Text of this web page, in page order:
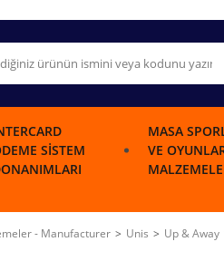
SISTEM
MASA
VE
- Manufacturer Unis Up & Away